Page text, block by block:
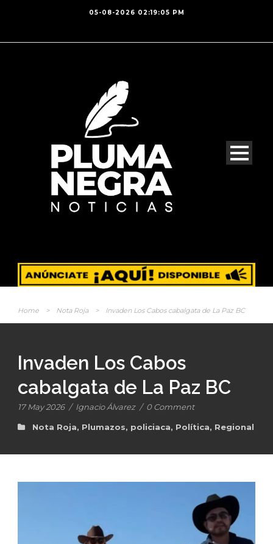
05-08-2026 02:19:05 PM
Home > Nota Roja > Invaden Los Cabos cabalgata de La Paz BC
Invaden Los Cabos
cabalgata de La Paz BC
17 May 2026 / Ignacio Álvarez / 0 Comment
Nota Roja, Plumazos, policiaca, Política, Regional